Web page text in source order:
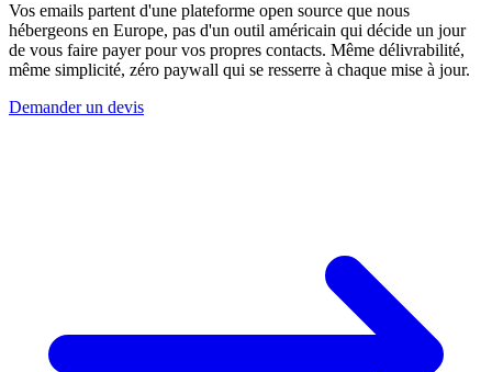
Vos emails partent d'une plateforme open source que nous
hébergeons en Europe, pas d'un outil américain qui décide un jour
de vous faire payer pour vos propres contacts. Même délivrabilité,
même simplicité, zéro paywall qui se resserre à chaque mise à jour.
Demander un devis